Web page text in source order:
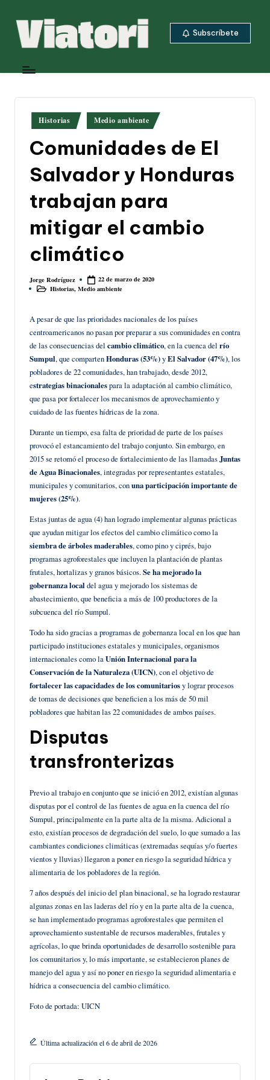
Saltar
a
ambiental
climático
desde
Centroamérica
Subscríbete
Publicado
en
Historias Medio ambiente
Comunidades de El
Salvador y Honduras
trabajan para
mitigar el cambio
climático
Publicado
por
Jorge Rodríguez
22 de marzo de 2020
PublicadoHistorias,Medio ambiente
A pesar de que las prioridades nacionales de los países
centroamericanos no pasan por preparar a sus comunidades en contra
de las consecuencias del cambio climático, en la cuenca del río
Sumpul, que compartenHonduras (53%)yEl Salvador (47%), los
pobladores de 22 comunidades, han trabajado, desde 2012,
estrategias binacionalespara la adaptación al cambio climático,
que pasa por fortalecer los mecanismos de aprovechamiento y
cuidado de las fuentes hídricas de la zona.
Durante un tiempo, esa falta de prioridad de parte de los países
provocó el estancamiento del trabajo conjunto. Sin embargo, en
2015 se retomó el proceso de fortalecimiento de las llamadasJuntas
de Agua Binacionales, integradas por representantes estatales,
municipales y comunitarios, conuna participación importante de
mujeres (25%).
Estas juntas de agua (4) han logrado implementar algunas prácticas
que ayudan mitigar los efectos del cambio climático como la
siembra de árboles maderables, como pino y ciprés, bajo
programas agroforestales que incluyen la plantación de plantas
frutales, hortalizas y granos básicos.Se ha mejoradola
gobernanza local del agua y mejorado los sistemas de
abastecimiento, que beneficia a más de 100 productores de la
subcuenca del río Sumpul.
Todo ha sido gracias a programas de gobernanza local en los que han
participado instituciones estatales y municipales, organismos
internacionales como laUnión Internacional para la
Conservación de la Naturaleza (UICN), con el objetivo de
fortalecer las capacidades de los comunitariosy lograr procesos
de tomas de decisiones que beneficien a los más de 50 mil
pobladores que habitan las 22 comunidades de ambos países.
Disputas
transfronterizas
Previo al trabajo en conjunto que se inició en 2012, existían algunas
disputas por el control de las fuentes de agua en la cuenca del río
Sumpul, principalmente en la parte alta de la misma. Adicional a
esto, existían procesos de degradación del suelo, lo que sumado a las
cambiantes condiciones climáticas (extremadas sequías y/o fuertes
vientos y lluvias) llegaron a poner en riesgo la seguridad hídrica y
alimentaria de los pobladores de la región.
7 años después del inicio del plan binacional, se ha logrado restaurar
algunas zonas en las laderas del río y en la parte alta de la cuenca,
se han implementado programas agroforestales que permiten el
aprovechamiento sustentable de recursos maderables, frutales y
agrícolas, lo que brinda oportunidades de desarrollo sostenible para
los comunitarios y, lo más importante, se establecieron planes de
manejo del agua y así no poner en riesgo la seguridad alimentaria e
hídrica a consecuencia del cambio climático.
Foto de portada: UICN
Última actualización el 6 de abril de 2026